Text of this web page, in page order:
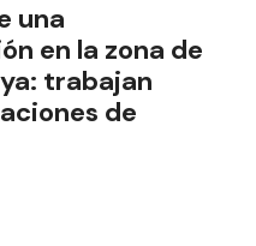
una
en la zona de
trabajan
de